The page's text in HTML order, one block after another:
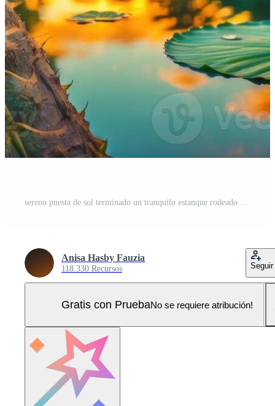
sereno puesta de sol terminado un tranquilo estanque rodeado por lozano verdor y libélulas en vuelo Foto Pro
Anisa Hasby Fauzia
118.330 Recursos Seguir
Gratis con PruebaNo se requiere atribución!